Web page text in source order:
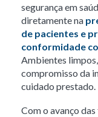
segurança em
diretamente na
de pacientes e
conformidade
Ambientes
compromisso da
cuidado prestado.
Com o avanço